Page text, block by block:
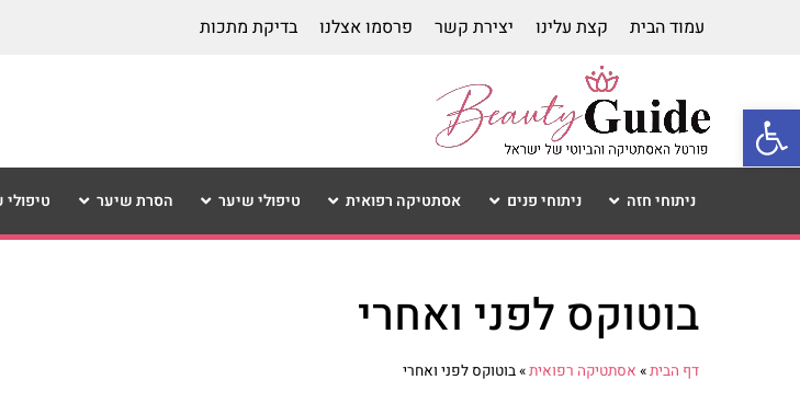
עמוד הבית קצת עלינו יצירת קשר פרסמו אצלנו בדיקת מתכות
ניתוחי חזה ניתוחי פנים אסתטיקה רפואית טיפולי שיער הסרת שיער טיפולי
בוטוקס לפני ואחרי
דף הבית» אסתטיקה רפואית»בוטוקס לפני ואחרי
פתח סרגל נגישות